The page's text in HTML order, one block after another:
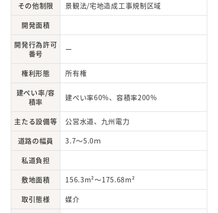
その他制限
景観法/宅地造成工事規制区域
開発面積
開発行為許可
番号
ー
権利形態
所有権
建ぺい率/容
積率
建ぺい率60%、容積率200%
主たる設備等
公営水道、九州電力
道路の幅員
3.7～5.0ｍ
私道負担
敷地面積
156.3m²～175.68m²
取引態様
媒介